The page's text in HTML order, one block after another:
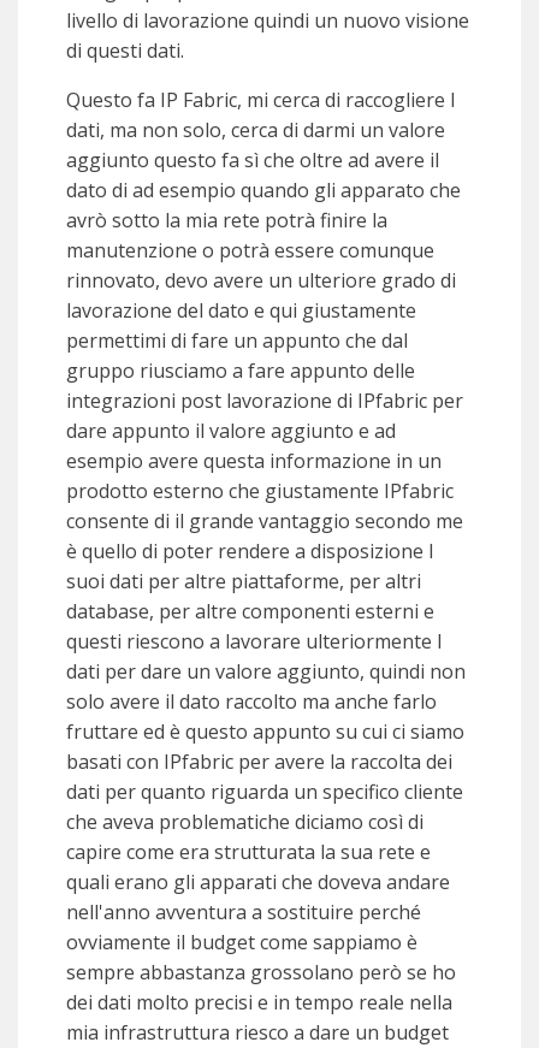
livello di lavorazione quindi un nuovo visione
di questi dati.
Questo fa IP Fabric, mi cerca di raccogliere I
dati, ma non solo, cerca di darmi un valore
aggiunto questo fa sì che oltre ad avere il
dato di ad esempio quando gli apparato che
avrò sotto la mia rete potrà finire la
manutenzione o potrà essere comunque
rinnovato, devo avere un ulteriore grado di
lavorazione del dato e qui giustamente
permettimi di fare un appunto che dal
gruppo riusciamo a fare appunto delle
integrazioni post lavorazione di IPfabric per
dare appunto il valore aggiunto e ad
esempio avere questa informazione in un
prodotto esterno che giustamente IPfabric
consente di il grande vantaggio secondo me
è quello di poter rendere a disposizione I
suoi dati per altre piattaforme, per altri
database, per altre componenti esterni e
questi riescono a lavorare ulteriormente I
dati per dare un valore aggiunto, quindi non
solo avere il dato raccolto ma anche farlo
fruttare ed è questo appunto su cui ci siamo
basati con IPfabric per avere la raccolta dei
dati per quanto riguarda un specifico cliente
che aveva problematiche diciamo così di
capire come era strutturata la sua rete e
quali erano gli apparati che doveva andare
nell'anno avventura a sostituire perché
ovviamente il budget come sappiamo è
sempre abbastanza grossolano però se ho
dei dati molto precisi e in tempo reale nella
mia infrastruttura riesco a dare un budget